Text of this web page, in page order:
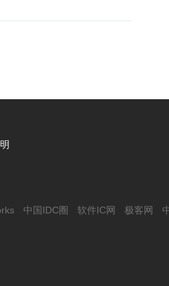
中国IDC圈 软件IC网 极客网